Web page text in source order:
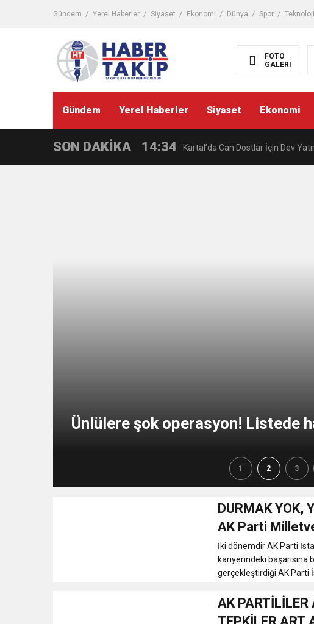
slot
Gündem Yerel Haberler Siyaset Ekonomi Dünya Spor Teknoloji
FOTO
GALERI
Gündem Yerel Haberler Siyaset Ekonomi
SON DAKİKA
11:05
13:47 Okullarda yeni güvenlik dönemi: 30
14:34 Kartal’da Can Dostlar İçin Dev
Okullarda yeni güvenlik dönemi:
Ünlülere şok operasyon! Listede
1 2 3
DURMAK YOK,
AK Parti
İki dönemdir AK Parti
kariyerindeki
gerçekleştirdiği AK Parti
AK PARTİLİLER